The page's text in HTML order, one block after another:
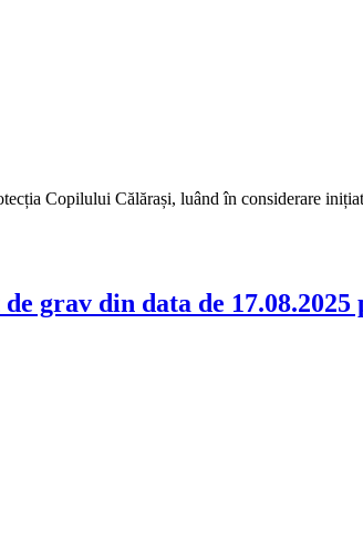
Copilului Călărași, luând în considerare
grav din data de